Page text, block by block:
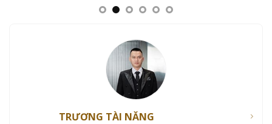
TRƯƠNG TÀI NĂNG